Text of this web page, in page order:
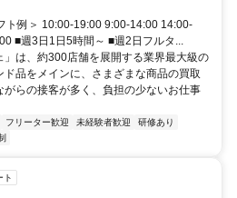
ト例＞ 10:00-19:00 9:00-14:00 14:00-
■週3日1日5時間～ ■週2日フルタ...
」は、約300店舗を展開する業界最大級の
品をメインに、さまざまな商品の買取
がらの接客が多く、負担の少ないお仕事
フリーター歓迎 未経験者歓迎
研修あり
ト